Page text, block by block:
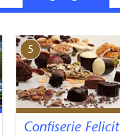
5
Confiserie